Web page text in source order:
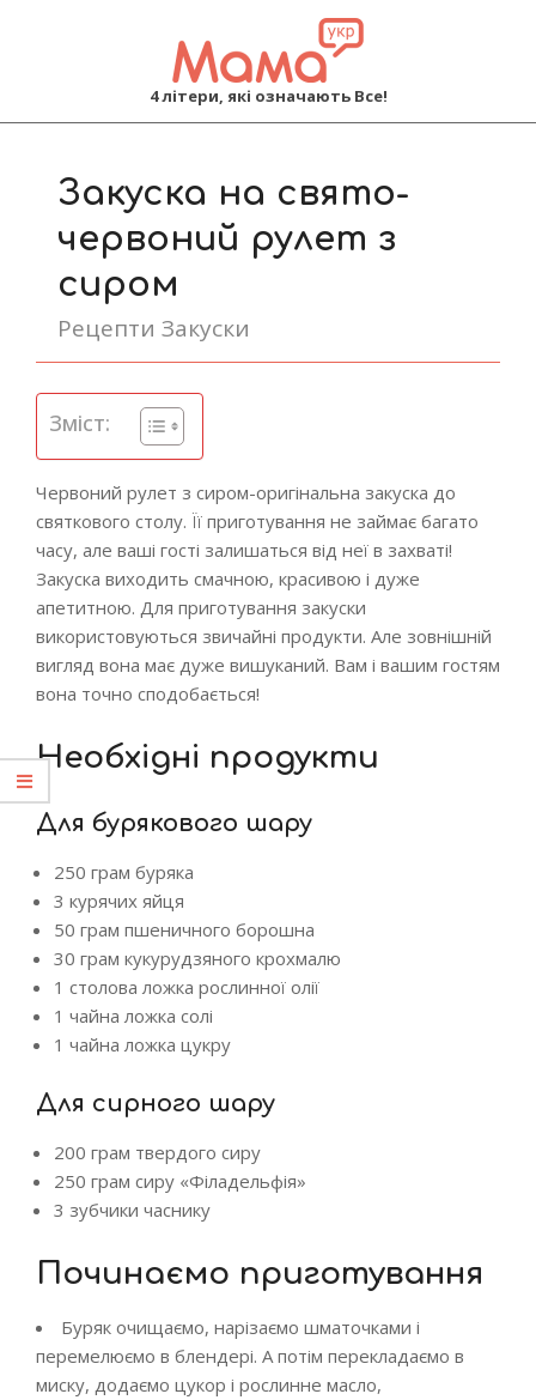
4 літери, які означають Все!
Закуска на свято-
червоний рулет з
сиром
Рецепти Закуски
Зміст:
Червоний рулет з сиром-оригінальна закуска до
святкового столу. Її приготування не займає багато
часу, але ваші гості залишаться від неї в захваті!
Закуска виходить смачною, красивою і дуже
апетитною. Для приготування закуски
використовуються звичайні продукти. Але зовнішній
вигляд вона має дуже вишуканий. Вам і вашим гостям
вона точно сподобається!
Необхідні продукти
Для бурякового шару
250 грам буряка
3 курячих яйця
50 грам пшеничного борошна
30 грам кукурудзяного крохмалю
1 столова ложка рослинної олії
1 чайна ложка солі
1 чайна ложка цукру
Для сирного шару
200 грам твердого сиру
250 грам сиру «Філадельфія»
3 зубчики часнику
Починаємо приготування
Буряк очищаємо, нарізаємо шматочками і
перемелюємо в блендері. А потім перекладаємо в
миску, додаємо цукор і рослинне масло,